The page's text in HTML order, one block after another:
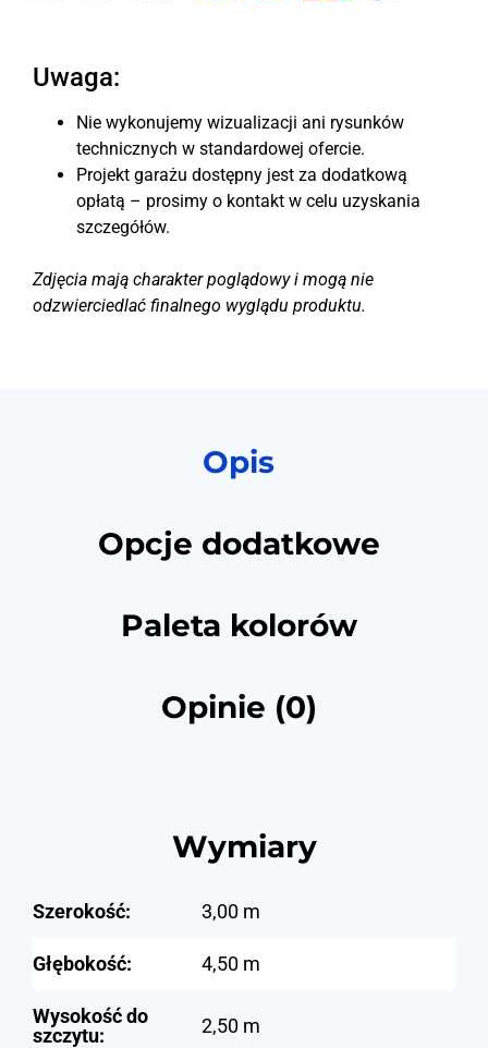
Uwaga:
Nie wykonujemy wizualizacji ani rysunków
technicznych w standardowej ofercie.
Projekt garażu dostępny jest za dodatkową
opłatą – prosimy o kontakt w celu uzyskania
szczegółów.
Zdjęcia mają charakter poglądowy i mogą nie
odzwierciedlać finalnego wyglądu produktu.
Opis
Opcje dodatkowe
Paleta kolorów
Opinie (0)
Wymiary
Szerokość: 3,00 m
Głębokość: 4,50 m
Wysokość do
szczytu:
2,50 m